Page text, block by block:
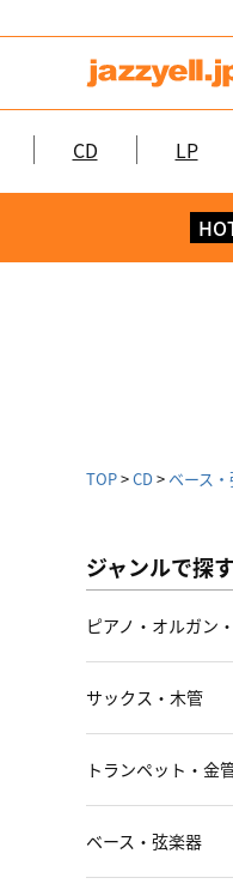
CD LP
TOP CD ベース
ジャンルで探す
ピアノ・オルガン
サックス・木管
トランペット・金
ベース・弦楽器